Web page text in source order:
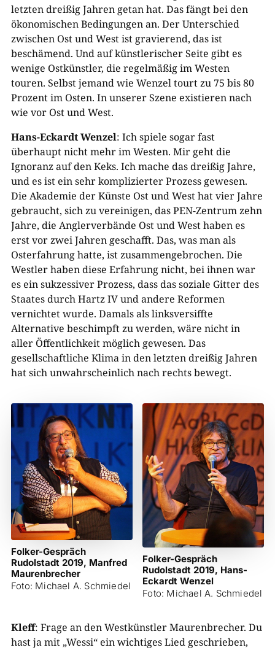
letzten dreißig Jahren getan hat. Das fängt bei den
ökonomischen Bedingungen an. Der Unterschied
zwischen Ost und West ist gravierend, das ist
beschämend. Und auf künstlerischer Seite gibt es
wenige Ostkünstler, die regelmäßig im Westen
touren. Selbst jemand wie Wenzel tourt zu 75 bis 80
Prozent im Osten. In unserer Szene existieren nach
wie vor Ost und West.
Hans-Eckardt Wenzel: Ich spiele sogar fast
überhaupt nicht mehr im Westen. Mir geht die
Ignoranz auf den Keks. Ich mache das dreißig Jahre,
und es ist ein sehr komplizierter Prozess gewesen.
Die Akademie der Künste Ost und West hat vier Jahre
gebraucht, sich zu vereinigen, das PEN-Zentrum zehn
Jahre, die Anglerverbände Ost und West haben es
erst vor zwei Jahren geschafft. Das, was man als
Osterfahrung hatte, ist zusammengebrochen. Die
Westler haben diese Erfahrung nicht, bei ihnen war
es ein sukzessiver Prozess, dass das soziale Gitter des
Staates durch Hartz IV und andere Reformen
vernichtet wurde. Damals als linksversiffte
Alternative beschimpft zu werden, wäre nicht in
aller Öffentlichkeit möglich gewesen. Das
gesellschaftliche Klima in den letzten dreißig Jahren
hat sich unwahrscheinlich nach rechts bewegt.
Folker-Gespräch
Rudolstadt 2019, Manfred
Maurenbrecher
Foto: Michael A. Schmiedel
Folker-Gespräch
Rudolstadt 2019, Hans-
Eckardt Wenzel
Foto: Michael A. Schmiedel
Kleff: Frage an den Westkünstler Maurenbrecher. Du
hast ja mit „Wessi“ ein wichtiges Lied geschrieben,